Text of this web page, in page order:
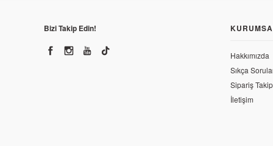
Bizi Takip Edin!
Hakkımızda
Sıkça
Sipariş Takip
İletişim